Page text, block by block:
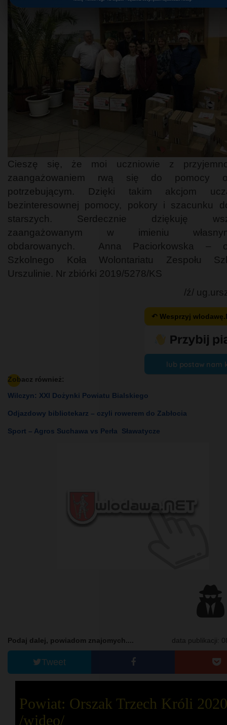
Cieszę się, że moi uczniowie z
zaangażowaniem rwą się do pomocy
potrzebującym. Dzięki takim akcjom
bezinteresownej pomocy, pokory i szacunku
starszych. Serdecznie dziękuję
zaangażowanym w imieniu
obdarowanych. Anna Paciorkowska –
Szkolnego Koła Wolontariatu Zespołu
Urszulinie. Nr zbiórki 2019/5278/KS
/ź/
↶ Wesprzyj
lub postaw nam
Zobacz również:
Wilczyn: XXI Dożynki Powiatu Bialskiego
Odjazdowy bibliotekarz – czyli rowerem do Zabłocia
Sport – Agros Suchawa vs Perła Sławatycze
data publikacji:
Podaj dalej, powiadom znajomych....
Tweet
Powiat: Orszak Trzech Króli 2020
/wideo/